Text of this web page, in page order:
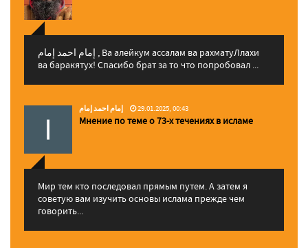
إمام احمد إمام , Ва алейкум ассалам ва рахматуЛлахи
ва баракятух! Спасибо брат за то что попробовал ...
إمام احمد إمام 29.01.2025, 00:43
Мнение по теме о 73-х течениях в исламе
Мир тем кто последовал прямым путем. А затем я
советую вам изучить основы ислама прежде чем
говорить...